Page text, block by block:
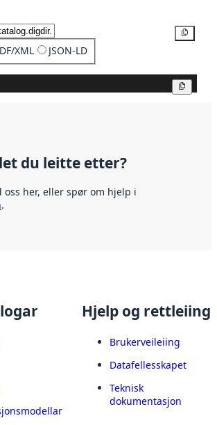
XML JSON-LD
du leitte etter?
oss her, eller spør om hjelp i
.
Hjelp og rettleiing
Brukerveileiing
Datafellesskapet
Teknisk
dokumentasjon